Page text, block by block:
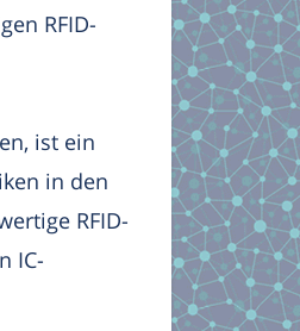
RFID-
ist ein
in den
RFID-
IC-